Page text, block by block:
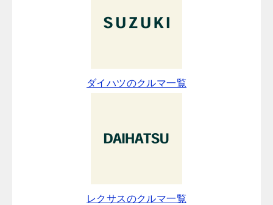
ダイハツのクルマ一覧
レクサスのクルマ一覧